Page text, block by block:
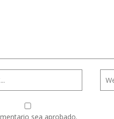
sea aprobado.